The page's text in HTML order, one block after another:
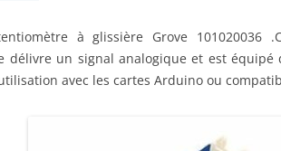
à glissière Grove 101020036
délivre un signal analogique et est équipé
avec les cartes Arduino ou